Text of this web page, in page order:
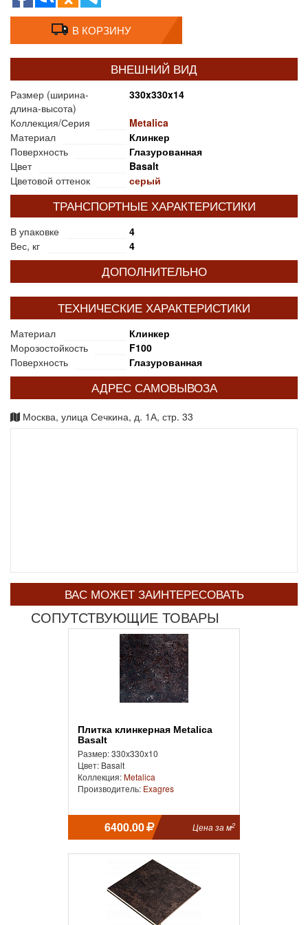
В КОРЗИНУ
ВНЕШНИЙ ВИД
Размер (ширина-
длина-высота)
330x330x14
Коллекция/Серия
Metalica
Материал
Клинкер
Поверхность
Глазурованная
Цвет
Basalt
Цветовой оттенок
серый
ТРАНСПОРТНЫЕ ХАРАКТЕРИСТИКИ
В упаковке
4
Вес, кг
4
ДОПОЛНИТЕЛЬНО
ТЕХНИЧЕСКИЕ ХАРАКТЕРИСТИКИ
Материал
Клинкер
Морозостойкость
F100
Поверхность
Глазурованная
АДРЕС САМОВЫВОЗА
Москва, улица Сечкина, д. 1А, стр. 33
ВАС МОЖЕТ ЗАИНТЕРЕСОВАТЬ
СОПУТСТВУЮЩИЕ ТОВАРЫ
Плитка клинкерная Metalica
Basalt
Размер: 330x330x10
Цвет: Basalt
Коллекция:Metalica
Производитель: Exagres
6400.00 Цена за м2